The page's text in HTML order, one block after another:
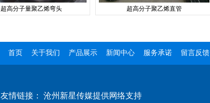
超高分子量聚乙烯弯头 超高分子聚乙烯直管
首页 关于我们 产品展示 新闻中心 服务承诺 留言反馈
友情链接： 沧州新星传媒提供网络支持